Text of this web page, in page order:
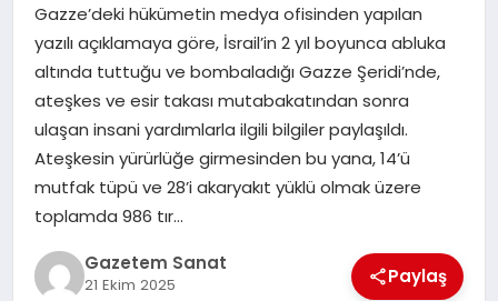
YAŞAM
EKONOMI
SAĞLIK
DÜNYA
EĞITIM
Gazze’deki hükümetin medya ofisinden yapılan
yazılı açıklamaya göre, İsrail’in 2 yıl boyunca abluka
altında tuttuğu ve bombaladığı Gazze Şeridi’nde,
ateşkes ve esir takası mutabakatından sonra
ulaşan insani yardımlarla ilgili bilgiler paylaşıldı.
Ateşkesin yürürlüğe girmesinden bu yana, 14’ü
mutfak tüpü ve 28’i akaryakıt yüklü olmak üzere
toplamda 986 tır…
Gazetem Sanat
21 Ekim 2025 Paylaş